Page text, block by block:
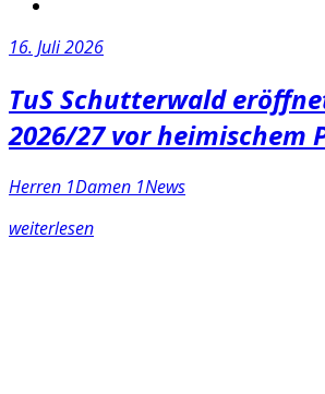
16. Juli 2026
TuS Schutterwald
2026/27 vor heimischem
Herren 1Damen 1News
weiterlesen